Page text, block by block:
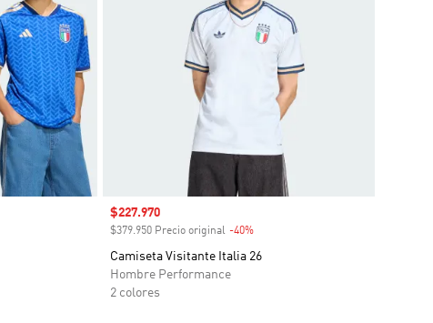
Precio de venta
$227.970
$379.950 Precio original -40%Descuento
Camiseta Visitante Italia 26
Hombre Performance
2 colores